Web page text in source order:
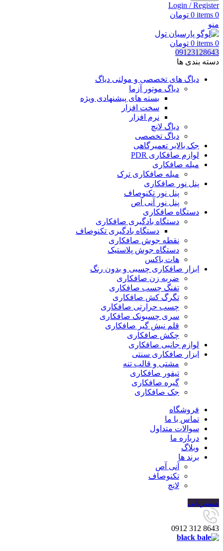
Login / Register
0
items
0 تومان
منو
0
items
0 تومان
09123128643
دسته بندی ها
دیاگ های تخصصی و مولتی دیاگ
دیاگ موتور آزما
بسته های پیشنهادی ویژه
سخت افزار
نرم افزار
دیاگ لانچ
دیاگ تخصصی
جک بالابر تعمیرگاهی
لوازم صافکاری PDR
میله صافکاری
میله صافکاری ترک
پنل نور صافکاری
پنل نور تکنوصاف
پنل نور آنی آص
دستگاه صافکاری
دستگاه بادگیری صافکاری
دستگاه بادگیری تکنوصاف
نقطه جوش صافکاری
دستگاه جوش پلاستیک
هات باکس
ابزار صافکاری چسبی و بدون رنگ
ضربه زن صافکاری
تفنگ چسب صافکاری
تگرگ کش صافکاری
چسب حرارتی صافکاری
سری چسبونک صافکاری
قلم نیش گیر صافکاری
چکش صافکاری
لوازم جانبی صافکاری
ابزار صافکاری سنتی
مشتی و قالب تنه
تیفور صافکاری
گیره صافکاری
جک صافکاری
فروشگاه
تماس با ما
سوالات متداول
درباره ما
وبلاگ
برند ها
آنی آص
تکنوصاف
لانچ
مسیریابی
8643 312 0912